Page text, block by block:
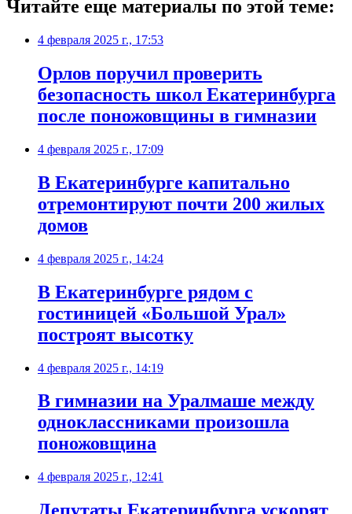
Читайте еще материалы по этой теме:
4 февраля 2025 г., 17:53
Орлов поручил проверить
безопасность школ Екатеринбурга
после поножовщины в гимназии
4 февраля 2025 г., 17:09
В Екатеринбурге капитально
отремонтируют почти 200 жилых
домов
4 февраля 2025 г., 14:24
В Екатеринбурге рядом с
гостиницей «Большой Урал»
построят высотку
4 февраля 2025 г., 14:19
В гимназии на Уралмаше между
одноклассниками произошла
поножовщина
4 февраля 2025 г., 12:41